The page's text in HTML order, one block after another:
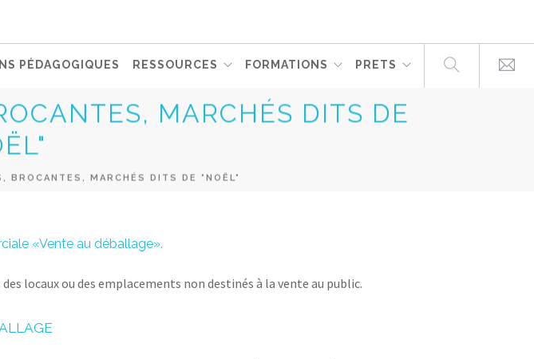
PÉDAGOGIQUES RESSOURCES FORMATIONS PRETS
MARCHÉS DITS DE
BROCANTES, MARCHÉS DITS DE "NOËL"
«Vente au déballage».
locaux ou des emplacements non destinés à la vente au public.